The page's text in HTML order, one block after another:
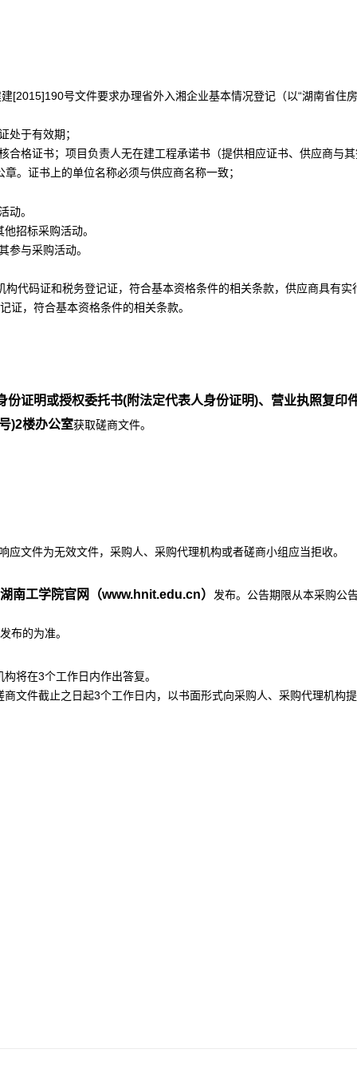
[2015]190号文件要求办理省外入湘企业基本情况登记（以“湖南省住
处于有效期；
格证书；项目负责人无在建工程承诺书（提供相应证书、供应商与
。 证书上的单位名称必须与供应商名称一致；
动。
招标采购活动。
参与采购活动。
代码证和税务登记证，符合基本资格条件的相关条款，供应商具有实
证，符合基本资格条件的相关条款。
份证明或授权委托书(附法定代表人身份证明)、营业执照复印
)2楼办公室获取磋商文件。
文件为无效文件，采购人、采购代理机构或者磋商小组应当拒收。
湖南工学院官网（www.hnit.edu.cn） 发布。公告期限从本采购公
发布的为准。
将在3个工作日内作出答复。
文件截止之日起3个工作日内，以书面形式向采购人、采购代理机构